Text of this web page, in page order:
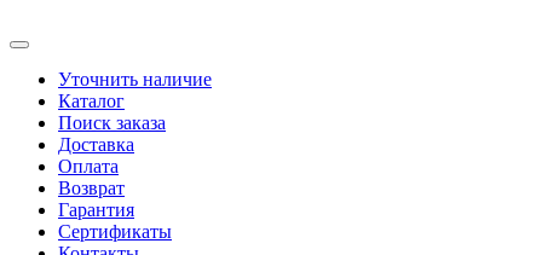
Уточнить наличие
Каталог
Поиск заказа
Доставка
Оплата
Возврат
Гарантия
Сертификаты